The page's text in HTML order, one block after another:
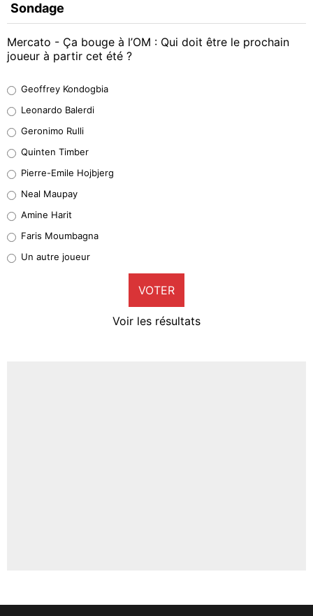
Sondage
Mercato - Ça bouge à l’OM : Qui doit être le prochain
joueur à partir cet été ?
38%
32%
5%
1%
9%
Geoffrey Kondogbia
Leonardo Balerdi
Geronimo Rulli
Quinten Timber
Pierre-Emile Hojbjerg
Neal Maupay
Amine Harit
Faris Moumbagna
Un autre joueur
VOTER
Voir les résultats